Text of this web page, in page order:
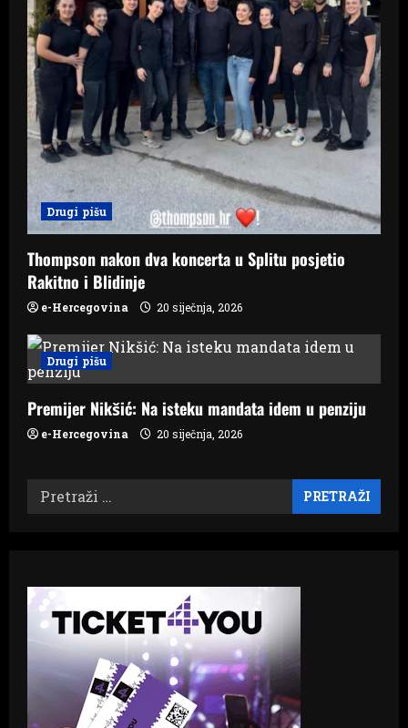
Drugi pišu
Thompson nakon dva koncerta u Splitu posjetio
Rakitno i Blidinje
e-Hercegovina 20 siječnja, 2026
Drugi pišu
Premijer Nikšić: Na isteku mandata idem u penziju
e-Hercegovina 20 siječnja, 2026
Pretraži: